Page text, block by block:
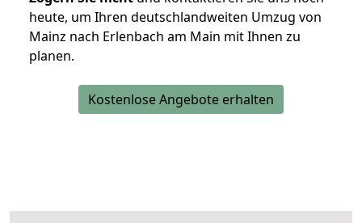
heute, um Ihren deutschlandweiten Umzug von
Mainz nach Erlenbach am Main mit Ihnen zu
planen.
Kostenlose Angebote erhalten